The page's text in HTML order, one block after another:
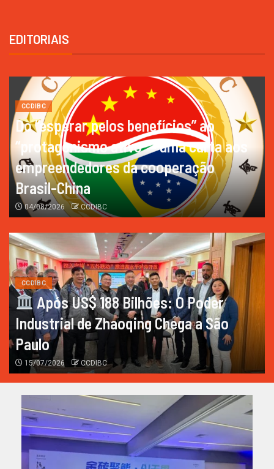
EDITORIAIS
CCDIBC
Do “esperar pelos benefícios” ao
“protagonismo ativo” – uma carta aos
empreendedores da cooperação
Brasil-China
04/08/2026 CCDIBC
CCDIBC
Após US$ 188 Bilhões: O Poder
Industrial de Zhaoqing Chega a São
Paulo
15/07/2026 CCDIBC